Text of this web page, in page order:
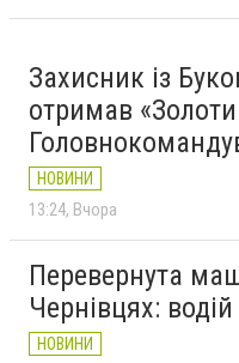
Захисник із
отримав
НОВИНИ
13:24 Вчора
Перевернута
Чернівцях:
НОВИНИ